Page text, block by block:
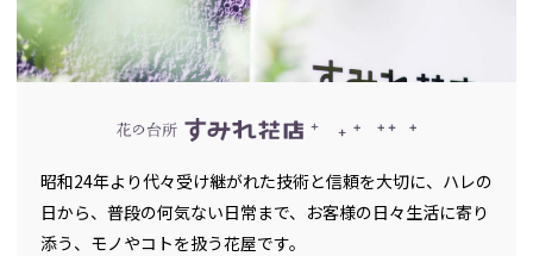
昭和24年より代々受け継がれた技術と信頼を大切に、ハレの
日から、普段の何気ない日常まで、お客様の日々生活に寄り
添う、モノやコトを扱う花屋です。